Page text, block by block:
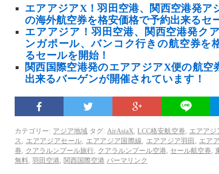
エアアジアX！羽田空港、関西空港発ア
の海外航空券を格安価格で予約出来るセ
エアアジア！羽田空港、関西空港発ク
ンガポール、バンコク行きの航空券を
るセールを開始！
関西国際空港発のエアアジアX便の航空
出来るバーゲンが開催されています！
カテゴリー: アジア地域 タグ: AirAsiaX ,LCC格安航空券
エアアジ
ス
エアアジアセール エアアジア国際線 エアアジア羽田
エア
券
クアラルンプール旅行 クアラルンプール空港 セール航空券
無料 羽田空港 関西国際空港 パーマリンク